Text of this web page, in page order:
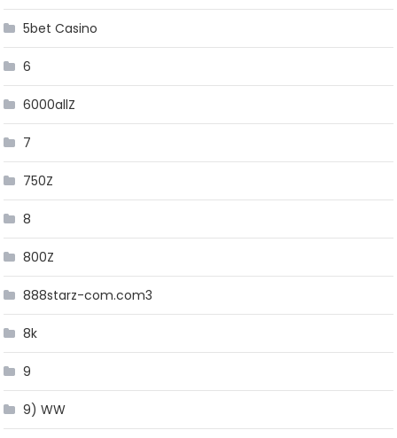
5bet Casino
6
6000allZ
7
750Z
8
800Z
888starz-com.com3
8k
9
9) WW